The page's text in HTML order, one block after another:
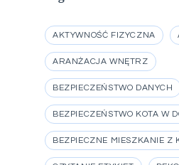
AKTYWNOŚĆ FIZYCZNA
ARANŻACJA WNĘTRZ
BEZPIECZEŃSTWO DANYCH
BEZPIECZEŃSTWO KOTA W
BEZPIECZNE MIESZKANIE Z